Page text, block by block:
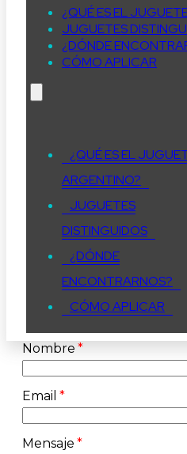
¿QUÉ ES EL
JUGUETES
¿DÓNDE
CÓMO APLICAR
¿QUÉ ES EL
ARGENTINO?
JUGUETES
DISTINGUIDOS
¿DÓNDE
ENCONTRARNOS?
CÓMO APLICAR
Nombre
Email
Mensaje